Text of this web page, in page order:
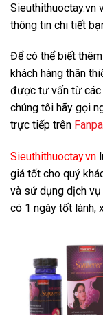
Sieuthithuoctay.vn
thông tin chi tiết
Để có thể biết
khách hàng thân
được tư vấn từ các
chúng tôi hãy gọi
trực tiếp trên
Sieuthithuoctay.vn
giá tốt cho quý
và sử dụng dịch vụ
có 1 ngày tốt lành,